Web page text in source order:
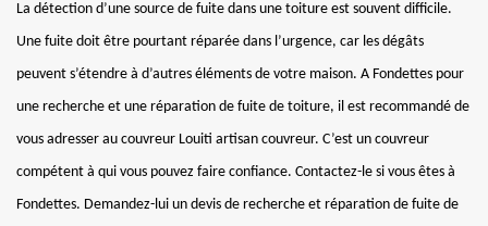
La détection d’une source de fuite dans une toiture est souvent difficile.
Une fuite doit être pourtant réparée dans l’urgence, car les dégâts
peuvent s’étendre à d’autres éléments de votre maison. A Fondettes pour
une recherche et une réparation de fuite de toiture, il est recommandé de
vous adresser au couvreur Louiti artisan couvreur. C’est un couvreur
compétent à qui vous pouvez faire confiance. Contactez-le si vous êtes à
Fondettes. Demandez-lui un devis de recherche et réparation de fuite de